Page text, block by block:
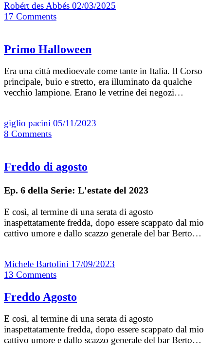
Robért des Abbés 02/03/2025
17 Comments
Primo Halloween
Era una città medioevale come tante in Italia. Il Corso
principale, buio e stretto, era illuminato da qualche
vecchio lampione. Erano le vetrine dei negozi…
giglio pacini 05/11/2023
8 Comments
Freddo di agosto
Ep. 6 della Serie: L'estate del 2023
E così, al termine di una serata di agosto
inaspettatamente fredda, dopo essere scappato dal mio
cattivo umore e dallo scazzo generale del bar Berto…
Michele Bartolini 17/09/2023
13 Comments
Freddo Agosto
E così, al termine di una serata di agosto
inaspettatamente fredda, dopo essere scappato dal mio
cattivo umore e dallo scazzo generale del bar Berto…